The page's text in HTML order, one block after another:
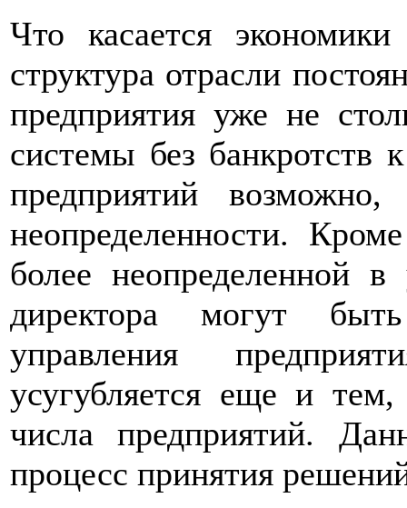
Что касается
структура отрасли
предприятия уже не
системы без банкротств
предприятий
неопределенности.
более неопределенной в
директора могут
управления
усугубляется еще и тем,
числа предприятий.
процесс принятия